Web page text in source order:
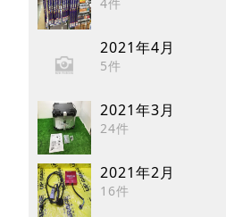
2021年4月
5件
2021年3月
24件
2021年2月
16件